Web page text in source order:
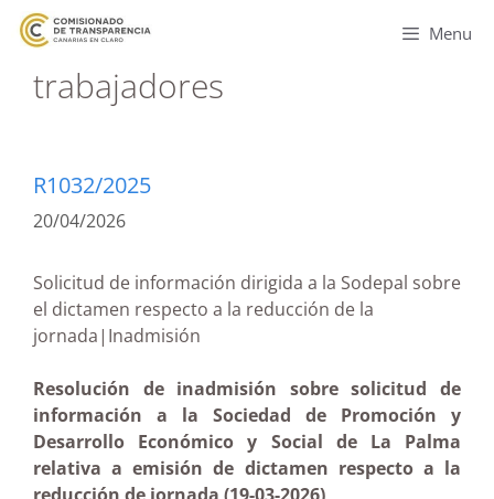
Menu
trabajadores
R1032/2025
20/04/2026
Solicitud de información dirigida a la Sodepal sobre
el dictamen respecto a la reducción de la
jornada|Inadmisión
Resolución de inadmisión sobre solicitud de
información a la Sociedad de Promoción y
Desarrollo Económico y Social de La Palma
relativa a emisión de dictamen respecto a la